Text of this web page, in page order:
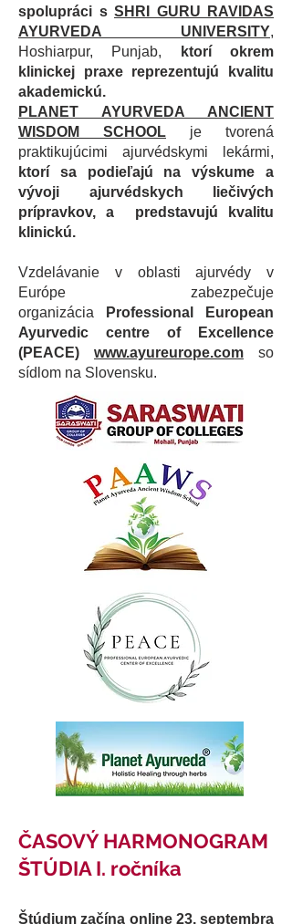
spolupráci s SHRI GURU RAVIDAS
AYURVEDA UNIVERSITY,
Hoshiarpur, Punjab,
ktorí okrem
klinickej praxe reprezentujú kvalitu
akademickú.
PLANET AYURVEDA ANCIENT
WISDOM SCHOOL
je
tvorená
praktikujúcimi ajurvédskymi lekármi,
ktorí sa podieľajú na výskume a
vývoji ajurvédskych liečivých
prípravkov, a predstavujú kvalitu
klinickú.
Vzdelávanie v oblasti ajurvédy v
Európe zabezpečuje
organizácia
Professional European
Ayurvedic centre of Excellence
(PEACE) www.ayureurope.com so
sídlom na Slovensku.
ČASOVÝ HARMONOGRAM
ŠTÚDIA I. ročníka
Štúdium začína online 23. septembra